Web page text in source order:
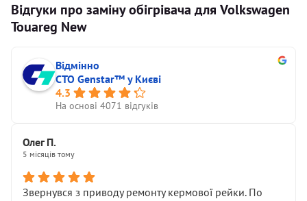
Відгуки про заміну обігрівача для Volkswagen
Touareg New
Відмінно
СТО Genstar™ у Києві
4.3
На основі 4071 відгуків
Олег П.
5 місяців тому
Звернувся з приводу ремонту кермової рейки. По